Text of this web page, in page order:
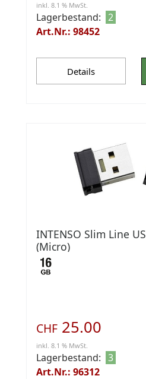
inkl. 8.1 % MwSt.
Lagerbestand: 2
Art.Nr.: 98452
Details
INTENSO Slim Line
(Micro)
CHF 25.00
inkl. 8.1 % MwSt.
Lagerbestand: 3
Art.Nr.: 96312